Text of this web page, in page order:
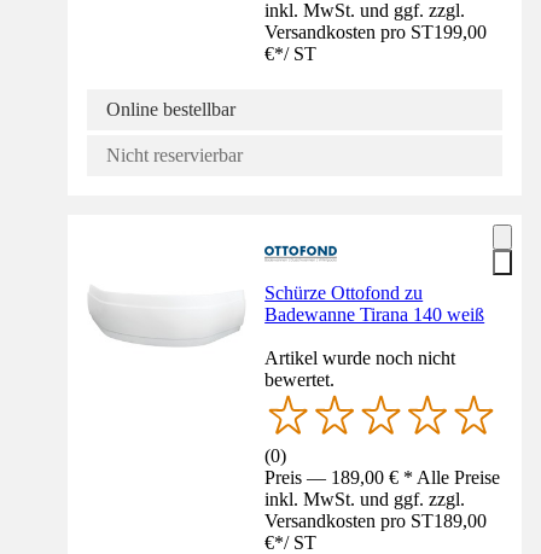
inkl. MwSt. und ggf. zzgl.
Versandkosten pro ST199,00
€*/ ST
Online bestellbar
Nicht reservierbar
Schürze Ottofond zu
Badewanne Tirana 140 weiß
Artikel wurde noch nicht
bewertet.
(0)
Preis — 189,00 € * Alle Preise
inkl. MwSt. und ggf. zzgl.
Versandkosten pro ST189,00
€*/ ST